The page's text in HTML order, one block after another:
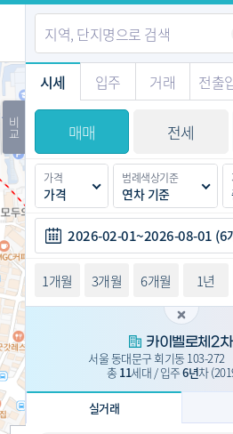
전출입 지도
인구 지도
전출입
인구/세대수
질문 게시판
자주하는 질문
이벤트
시세 입주 거래 전출
비
교 매매 전세
가격
가격
범례색상기준
연차 기준
2026-02-01~2026-08-01 (6
1개월 3개월 6개월 1년
카이벨로체2차
서울 동대문구 회기동 103-272
총 11세대 / 입주6년차
실거래